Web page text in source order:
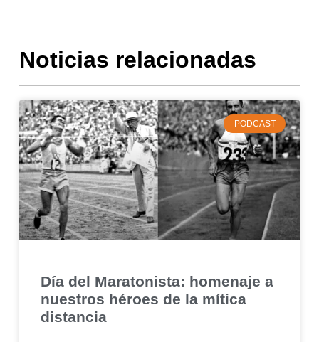
Noticias relacionadas
PODCAST
Día del Maratonista: homenaje a
nuestros héroes de la mítica
distancia